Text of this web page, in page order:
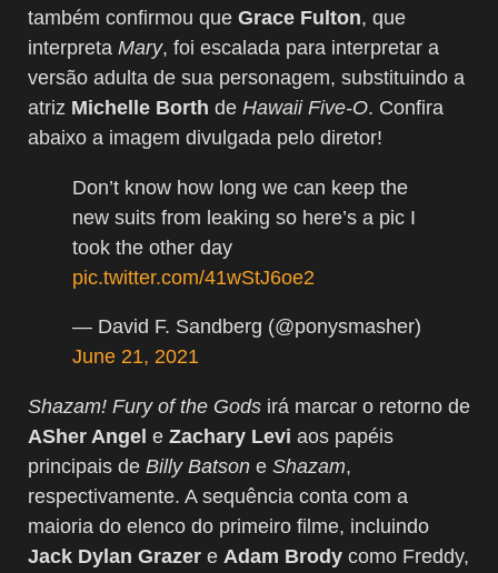
também confirmou que Grace Fulton, que
interpreta Mary, foi escalada para interpretar a
versão adulta de sua personagem, substituindo a
atriz Michelle Borth de Hawaii Five-O. Confira
abaixo a imagem divulgada pelo diretor!
Don’t know how long we can keep the
new suits from leaking so here’s a pic I
took the other day
pic.twitter.com/41wStJ6oe2
— David F. Sandberg (@ponysmasher)
June 21, 2021
Shazam! Fury of the Gods irá marcar o retorno de
ASher Angel e Zachary Levi aos papéis
principais de Billy Batson e Shazam,
respectivamente. A sequência conta com a
maioria do elenco do primeiro filme, incluindo
Jack Dylan Grazer e Adam Brody como Freddy,